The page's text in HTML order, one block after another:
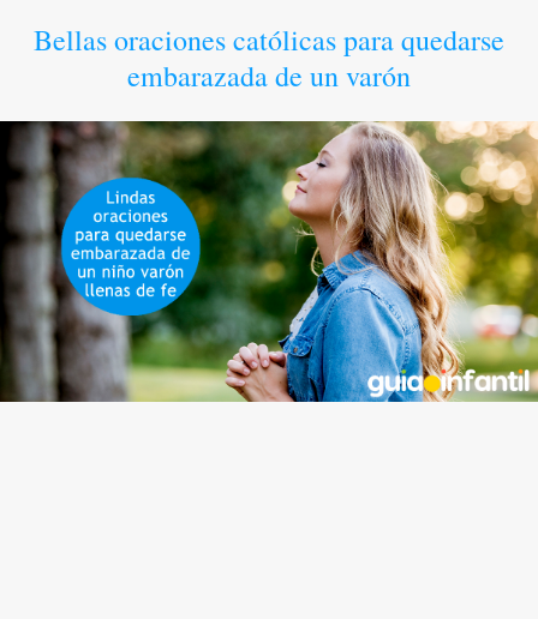
Bellas oraciones católicas para quedarse
embarazada de un varón